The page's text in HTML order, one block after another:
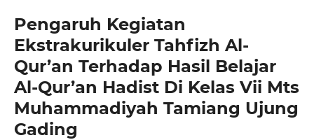
Pengaruh Kegiatan
Ekstrakurikuler Tahfizh Al-
Qur’an Terhadap Hasil Belajar
Al-Qur’an Hadist Di Kelas Vii Mts
Muhammadiyah Tamiang Ujung
Gading